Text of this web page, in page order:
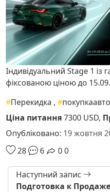
Індивідуальний Stage 1 із
фіксованою ціною до
#Перекидка , #покупкаавто
Ціна питання7300 USD,
Опубліковано: 19 жовтня
28
6 00
Наступний запис
Подготовка к